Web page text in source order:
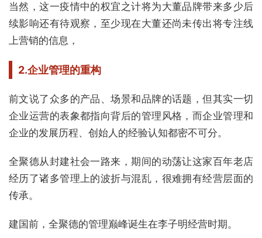
当然，这一疫情中的权宜之计将为大董品牌带来多少后
续影响还有待观察，至少现在大董还尚未传出将专注线
上营销的信息，
2.企业管理的重构
前文说了众多的产品、场景和品牌的话题，但其实一切
企业运营的表象都指向背后的管理风格，而企业管理和
企业的发展历程、创始人的经验认知都密不可分。
全聚德从封建社会一路来，期间的动荡让这家百年老店
经历了诸多管理上的波折与混乱，很难拥有经营层面的
传承。
建国前，全聚德的管理巅峰诞生在李子明经营时期。